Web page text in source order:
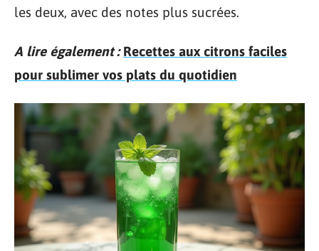
les deux, avec des notes plus sucrées.
A lire également : Recettes aux citrons faciles
pour sublimer vos plats du quotidien